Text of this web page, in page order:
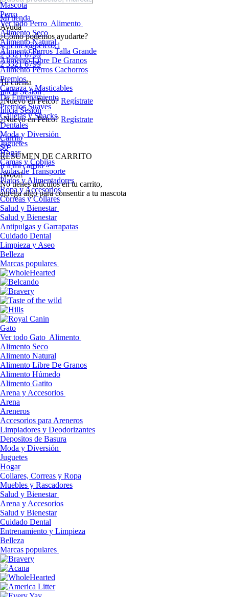
Mi tienda
Ayuda
¿Cómo podemos ayudarte?
sclientes@petco.cl
2 3321 6799
2 3321 6799
Tu cuenta
Inicia Sesión
¿Nuevo en Petco? Regístrate
Inicia Sesión
¿Nuevo en Petco? Regístrate
Carrito
$0
RESUMEN DE CARRITO
Ir a mi carrito »
¡Woof!
No tíenes artículos en tu carrito,
agrega algo para consentir a tu mascota
Mascota
Perro
Ver todo Perro Alimento
Alimento Seco
Alimento Natural
Alimento Perros Talla Grande
Alimento Libre De Granos
Alimento Perros Cachorros
Premios
Carnaza y Masticables
De Entrenamiento
Premios Suaves
Galletas y Snacks
Dentales
Moda y Diversión
Juguetes
Hogar
Camas y Cobijas
Jaulas de Transporte
Platos y Alimentadores
Ropa y Accesorios
Correas y Collares
Salud y Bienestar
Salud y Bienestar
Antipulgas y Garrapatas
Cuidado Dental
Limpieza y Aseo
Belleza
Marcas populares
Gato
Ver todo Gato Alimento
Alimento Seco
Alimento Natural
Alimento Libre De Granos
Alimento Húmedo
Alimento Gatito
Arena y Accesorios
Arena
Areneros
Accesorios para Areneros
Limpiadores y Deodorizantes
Depositos de Basura
Moda y Diversión
Juguetes
Hogar
Collares, Correas y Ropa
Muebles y Rascadores
Salud y Bienestar
Arena y Accesorios
Salud y Bienestar
Cuidado Dental
Entrenamiento y Limpieza
Belleza
Marcas populares